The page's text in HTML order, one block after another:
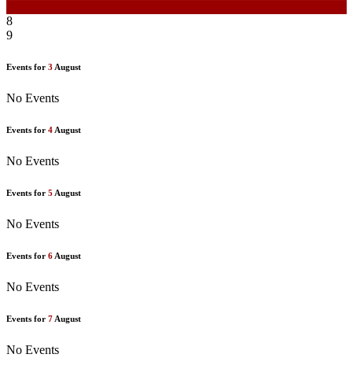
8
9
Events for 3 August
No Events
Events for 4 August
No Events
Events for 5 August
No Events
Events for 6 August
No Events
Events for 7 August
No Events